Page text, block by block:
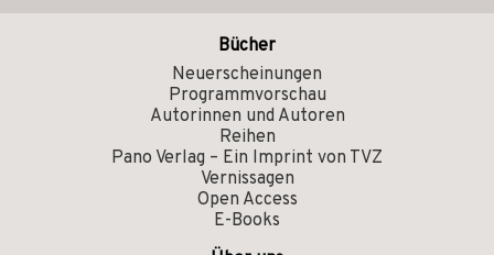
Bücher
Neuerscheinungen
Programmvorschau
Autorinnen und Autoren
Reihen
Pano Verlag – Ein Imprint von TVZ
Vernissagen
Open Access
E-Books